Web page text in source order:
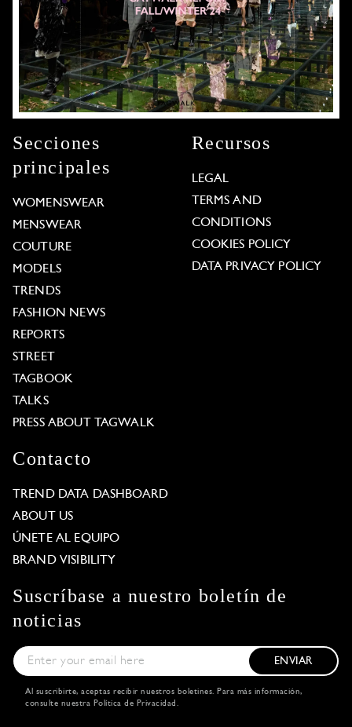
Secciones
principales
WOMENSWEAR
MENSWEAR
COUTURE
MODELS
TRENDS
FASHION NEWS
REPORTS
STREET
TAGBOOK
TALKS
PRESS ABOUT TAGWALK
Recursos
LEGAL
TERMS AND
CONDITIONS
COOKIES POLICY
DATA PRIVACY POLICY
Contacto
TREND DATA DASHBOARD
ABOUT US
ÚNETE AL EQUIPO
BRAND VISIBILITY
Suscríbase a nuestro boletín de
noticias
ENVIAR
Al suscribirte, aceptas recibir nuestros boletines. Para más información,
consulte nuestra Política de Privacidad .